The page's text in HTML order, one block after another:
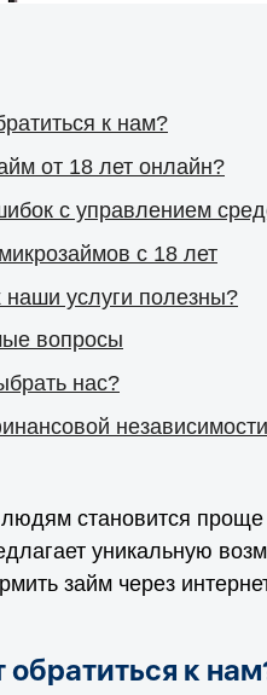
к нам?
от 18 лет онлайн?
с управлением
с 18 лет
наши услуги полезны?
вопросы
нас?
независимости
становится
уникальную
займ через
к